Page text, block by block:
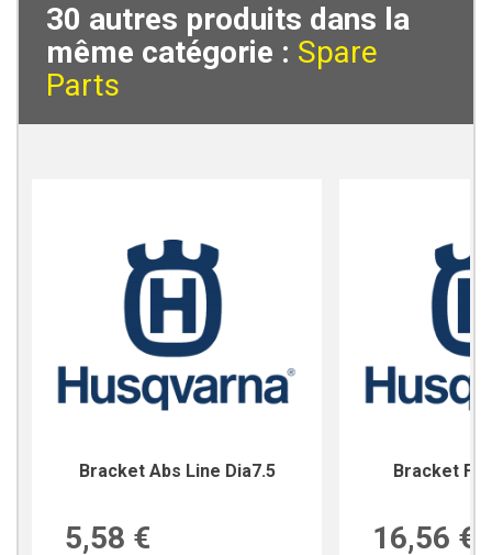
30 autres produits dans la
même catégorie : Spare
Parts
Bracket Abs Line Dia7.5
5,58 €
Bracket
16,56 €